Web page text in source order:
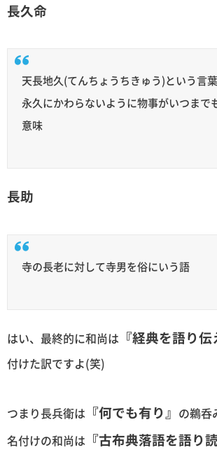
長久命
天長地久(てんちょうちきゅう)という言
永久にかわらないように物事がいつまで
意味
長助
寺の長老に対して寺男を俗にいう語
はい、最終的に和尚は 『経典を語り伝
付けた訳ですよ(笑)
つまり長兵衛は 『何でも有り』 の鵜呑
名付けの和尚は 『古布典落語を語り